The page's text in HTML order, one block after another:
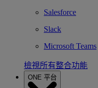
Salesforce
Slack
Microsoft Teams
檢視所有整合功能
ONE 平台